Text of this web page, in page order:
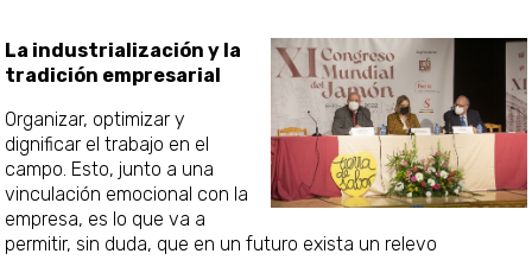
La industrialización y la
tradición empresarial
Organizar, optimizar y
dignificar el trabajo en el
campo. Esto, junto a una
vinculación emocional con la
empresa, es lo que va a
permitir, sin duda, que en un futuro exista un relevo